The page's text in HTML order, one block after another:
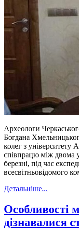
Археологи
Богдана
колег з університету
співпрацю між двома
березні, під час
всесвітньовідомого
Детальніше...
Особливості
дізнавалися